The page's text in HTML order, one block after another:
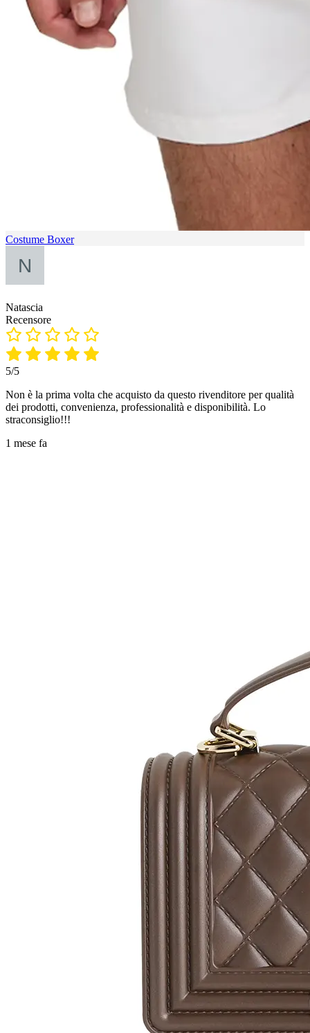
Costume Boxer
Natascia
Recensore
5/5
Non è la prima volta che acquisto da questo rivenditore per qualità
dei prodotti, convenienza, professionalità e disponibilità. Lo
straconsiglio!!!
1 mese fa